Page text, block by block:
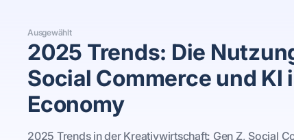
Ausgewählt
2025 Trends: Die
Social Commerce und KI
Economy
2025 Trends in der Kreativwirtschaft: Gen Z, Social